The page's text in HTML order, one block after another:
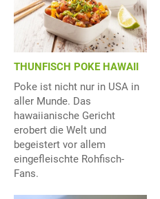
THUNFISCH POKE HAWAII
Poke ist nicht nur in USA in
aller Munde. Das
hawaiianische Gericht
erobert die Welt und
begeistert vor allem
eingefleischte Rohfisch-
Fans.